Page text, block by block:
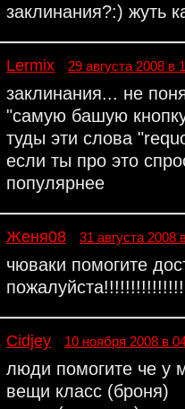
заклинания?:) жуть
Lermix 29 августа 2008 в
заклинания... не
"самую башую
туды эти слова
если ты про это
популярнее
Женя08 31 августа 2008
чюваки помогите
Cidjey 10 ноября 2008 в
люди помогите че у
вещи класс (броня)